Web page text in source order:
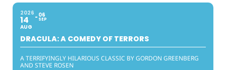
2026
14
AUG
06
SEP
DRACULA: A COMEDY OF TERRORS
A TERRIFYINGLY HILARIOUS CLASSIC BY GORDON GREENBERG
AND STEVE ROSEN